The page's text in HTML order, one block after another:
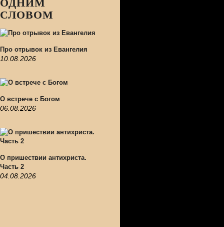
ОДНИМ
СЛОВОМ
Про отрывок из Евангелия
10.08.2026
О встрече с Богом
06.08.2026
О пришествии антихриста.
Часть 2
04.08.2026